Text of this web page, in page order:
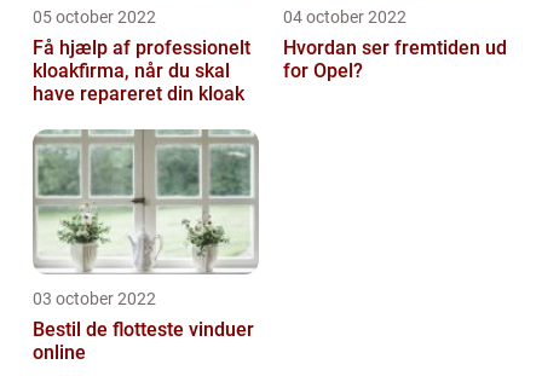
05 october 2022
Få hjælp af professionelt
kloakfirma, når du skal
have repareret din kloak
04 october 2022
Hvordan ser fremtiden ud
for Opel?
03 october 2022
Bestil de flotteste vinduer
online